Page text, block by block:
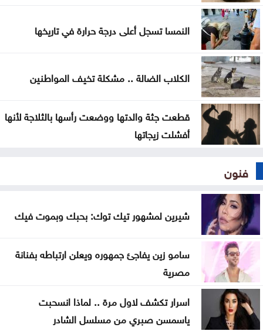
النمسا تسجل أعلى درجة حرارة في تاريخها
الكلاب الضالة .. مشكلة تخيف المواطنين
قطعت جثة والدتها ووضعت رأسها بالثلاجة لأنها
أفشلت زيجاتها
فنون
شيرين لمشهور تيك توك: بحبك وبموت فيك
سامو زين يفاجئ جمهوره ويعلن ارتباطه بفنانة
مصرية
اسرار تكشف لاول مرة .. لماذا انسحبت
ياسمسن صبري من مسلسل الشادر